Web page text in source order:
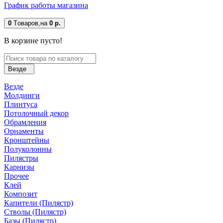
График работы магазина
0 Tоваров, на 0 р.
В корзине пусто!
Везде
Везде
Молдинги
Плинтуса
Потолочный декор
Обрамления
Орнаменты
Кронштейны
Полуколонны
Пилястры
Карнизы
Прочее
Клей
Композит
Капители (Пилястр)
Стволы (Пилястр)
Базы (Пилястр)